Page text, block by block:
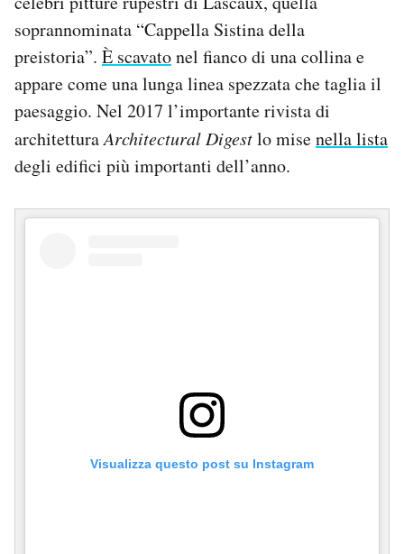
soprannominata “Cappella Sistina della
preistoria”. È scavatonel fianco di una collina e
appare come una lunga linea spezzata che taglia il
paesaggio. Nel 2017 l’importante rivista di
architetturaArchitectural Digestlo misenella lista
degli edifici più importanti dell’anno.
Visualizza questo post su Instagram